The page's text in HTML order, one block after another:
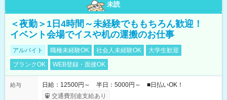
未読
＜夜勤＞1日4時間～未経験でももちろん歓迎！
イベント会場でイスや机の運搬のお仕事
アルバイト 職種未経験OK 社会人未経験OK
大学生歓迎
ブランクOK
WEB登録・面接OK
給与
日給：12500円～ 半日：5000円～ ■日払いOK！
交通費別途支給あり